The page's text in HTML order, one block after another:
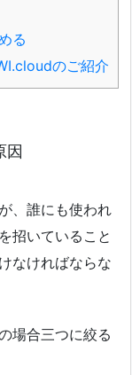
る
のご紹介
因
、誰にも使われ
招いていること
なければならな
場合三つに絞る